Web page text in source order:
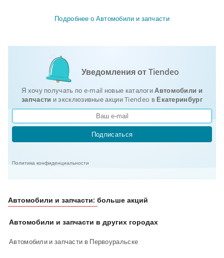
Подробнее о Автомобили и запчасти
Уведомления от Tiendeo
Я хочу получать по e-mail новые каталогиАвтомобили и
запчасти и эксклюзивные акции Tiendeo в Екатеринбург
Подписаться
Политика конфиденциальности
Автомобили и запчасти: больше акций
Автомобили и запчасти в других городах
Автомобили и запчасти в Первоуральске